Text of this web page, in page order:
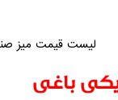
باغی